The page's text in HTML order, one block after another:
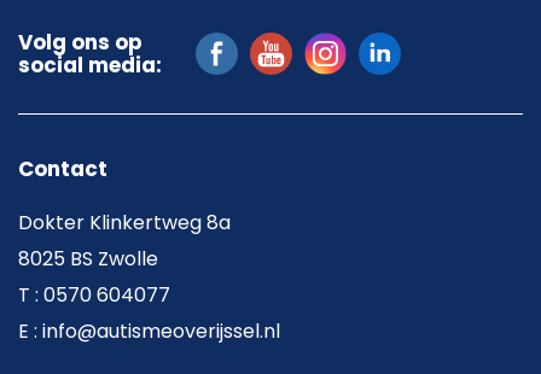
Volg ons op
social media:
Contact
Dokter Klinkertweg 8a
8025 BS Zwolle
T : 0570 604077
E : info@autismeoverijssel.nl